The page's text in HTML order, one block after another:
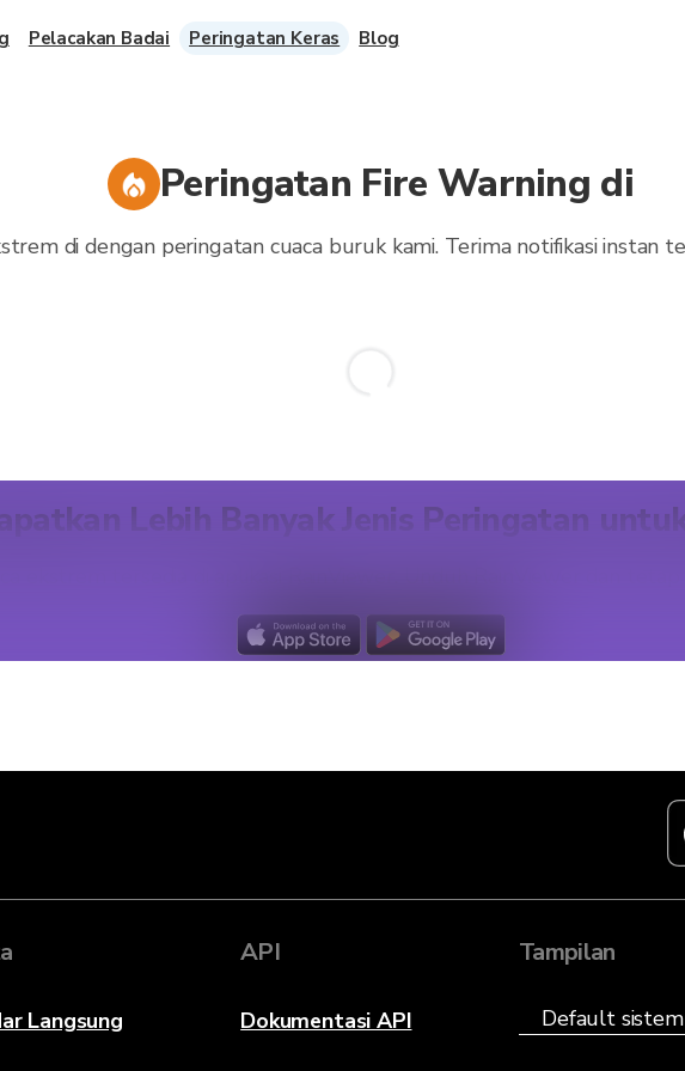
Peringatan Fire Warning di
di dengan peringatan cuaca buruk kami. Terima notifikasi instan
Lebih Banyak Jenis Peringatan
ekstrem tersedia di aplikasi RainViewer. Unduh RainViewer dan
Langsung
API
Dokumentasi API
Tampilan
Pelacakan Badai Peringatan Keras Blog